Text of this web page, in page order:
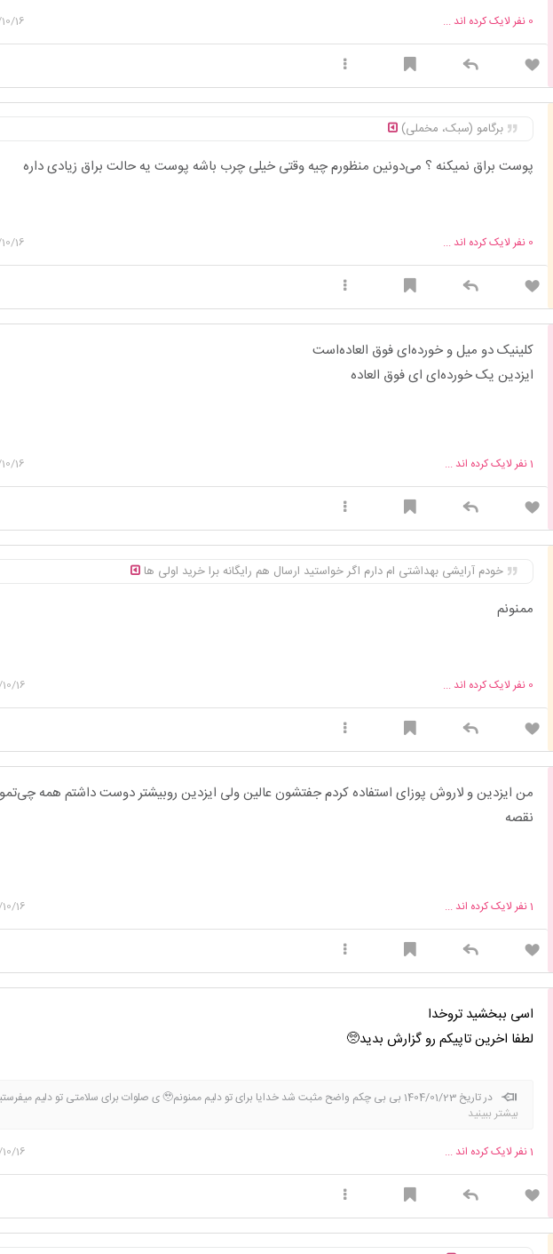
16 0 نفر لایک کرده اند ...
برگامو (سبک، مخملی)
پوست براق نمیکنه ؟ می‌دونین منظورم چیه وقتی خیلی چرب باشه پوست یه حالت براق زیادی داره
16 0 نفر لایک کرده اند ...
کلینیک دو میل و خورده‌ای فوق العاده‌است
ایزدین یک خورده‌ای ای فوق العاده
16 1نفر لایک کرده اند ...
خودم آرایشی بهداشتی ام دارم اگر خواستید ارسال هم رایگانه برا خرید اولی ها
ممنونم
16 0 نفر لایک کرده اند ...
من ایزدین و لاروش پوزای استفاده کردم جفتشون عالین ولی ایزدین رو‌بیشتر دوست داشتم همه
نقصه
16 1نفر لایک کرده اند ...
اسی ببخشید تروخدا
لطفا اخرین تاپیکم رو گزارش بدید🥺
دلی من ۱۴۰۴/۰۹/۱۹ دنیا اومد خدایا شکرت🥹😘 آرامش یعنی نگاه به گذشته و شکر خــدا ، نگاه به آینده و اعتماد به خــدا ️🪐🌱🪐
بیشتر ببینید
16 1نفر لایک کرده اند ...